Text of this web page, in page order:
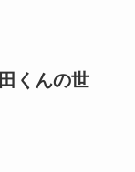
くんの世